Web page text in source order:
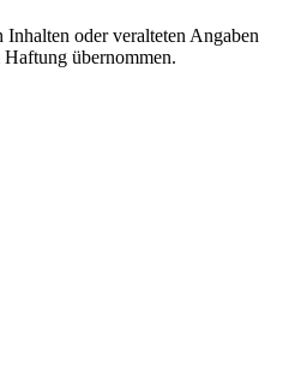
oder veralteten Angaben
übernommen.